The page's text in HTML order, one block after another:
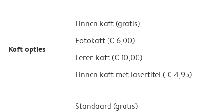
Kaft opties
Linnen kaft (gratis)
Fotokaft (€ 6,00)
Leren kaft (€ 10,00)
Linnen kaft met lasertitel (€ 4,95)
Standaard (gratis)